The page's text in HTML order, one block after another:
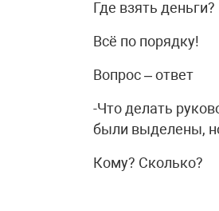
Где взять деньги?
Всё по порядку!
Вопрос – ответ
-Что делать
были выделены,
Кому? Сколько?